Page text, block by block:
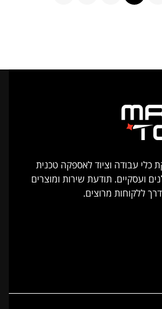
עבודה וציוד לאספקה טכנית
ועסקיים. תודעת שירות ומוצרים
ללקוחות מרוצים.